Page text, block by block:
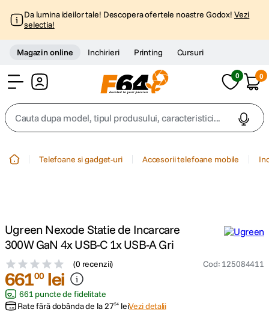
Da lumina ideilor tale! Descopera ofertele noastre Godox! Vezi
selectia!
Magazin online Inchirieri Printing Cursuri
0 0
Cauta dupa model, tipul produsului, caracteristici...
trepied telefon
4. peak design
5. canon sx740 hs
Telefoane si gadget-uri Accesorii telefoane mobile
Ugreen Nexode Statie de Incarcare
300W GaN 4x USB-C 1x USB-A Gri
(0 recenzii) Cod: 125084411
66100 lei
661 puncte de fidelitate
Rate fără dobânda de la2754 leiVezi detalii